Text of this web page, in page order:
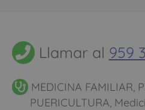
Llamar al 959
MEDICINA FAMILIAR,
PUERICULTURA,